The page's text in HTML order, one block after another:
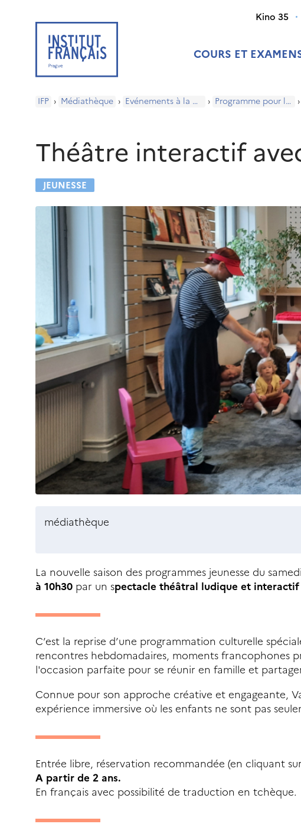
COURS ET
Kino 35
IFP › Médiathèque › Evénements à la médiathèque › Programme pour les enfants ›
Théâtre interactif
JEUNESSE
médiathèque
La nouvelle saison des programmes jeunesse du
à 10h30 par un spectacle théâtral ludique et interactif
C’est la reprise d’une programmation culturelle
rencontres hebdomadaires, moments francophones
l'occasion parfaite pour se réunir en famille et
Connue pour son approche créative et engageante,
expérience immersive où les enfants ne sont pas
Entrée libre, réservation recommandée (en cliquant
A partir de 2 ans.
En français avec possibilité de traduction en tchèque.